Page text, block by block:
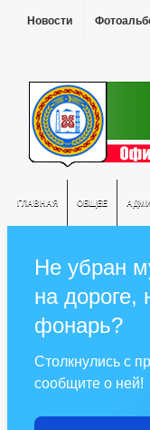
Новости
ГЛАВНАЯ ОБЩЕЕ
Не убран
на дороге,
фонарь?
Столкнулись с
сообщите о ней!